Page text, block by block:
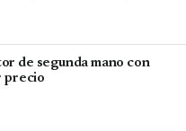
de segunda mano con
precio